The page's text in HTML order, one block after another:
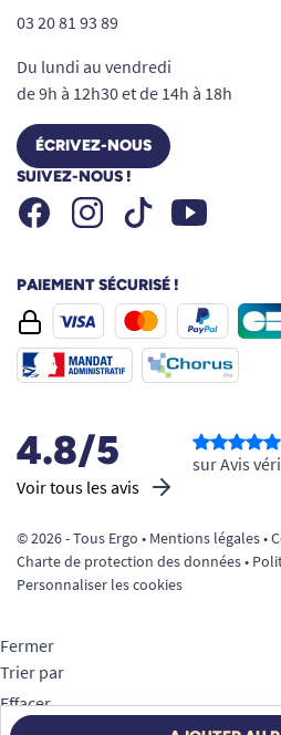
03 20 81 93 89
Du lundi au vendredi
de 9h à 12h30 et de 14h à 18h
ÉCRIVEZ-NOUS
SUIVEZ-NOUS !
FacebookInstagramTiktok Youtube
PAIEMENT SÉCURISÉ !
4.8/5
Voir tous les avis
sur Avis
© 2026 - Tous Ergo • Mentions légales•
Charte de protection des données•
Personnaliser les cookies
Fermer
Trier par
Effacer
Appliquer